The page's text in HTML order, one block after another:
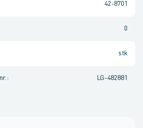
42-8701
0
stk
: LG-482881